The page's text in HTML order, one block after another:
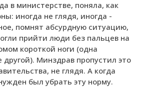
в министерстве, поняла, как
иногда не глядя, иногда -
помнят абсурдную ситуацию,
прийти люди без пальцев на
короткой ноги (одна
другой). Минздрав пропустил это
не глядя. А когда
был убрать эту норму.